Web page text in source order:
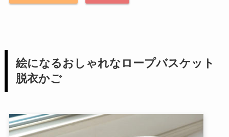
絵になるおしゃれなロープバスケット
脱衣かご